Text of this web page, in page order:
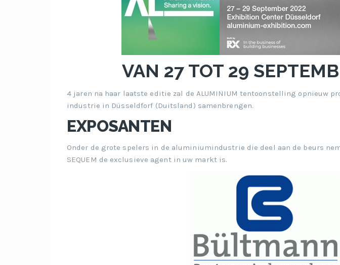
VAN 27 TOT 29
4 jaren na haar laatste editie zal de ALUMINIUM tentoonstelling opnieuw
industrie in Düsseldforf (Duitsland) samenbrengen.
EXPOSANTEN
Onder de grote spelers in de aluminiumindustrie die deel aan de beurs
SEQUEM de exclusieve agent in uw markt is.